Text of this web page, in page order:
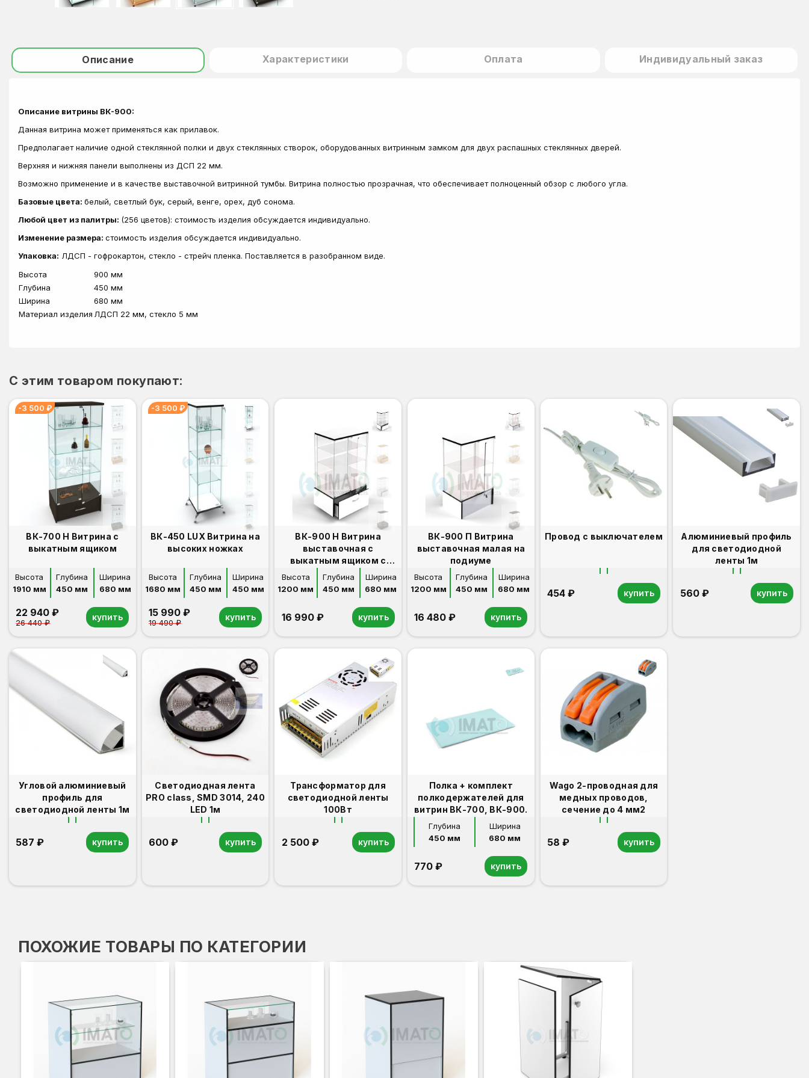
Описание Характеристики Оплата Индивидуальный заказ
Описание витрины ВК-900:
Данная витрина может применяться как прилавок.
Предполагает наличие одной стеклянной полки и двух стеклянных створок, оборудованных витринным замком для двух распашных стеклянных дверей.
Верхняя и нижняя панели выполнены из ДСП 22 мм.
Возможно применение и в качестве выставочной витринной тумбы. Витрина полностью прозрачная, что обеспечивает полноценный обзор с любого угла.
Базовые цвета: белый, светлый бук, серый, венге, орех, дуб сонома.
Любой цвет из палитры: (256 цветов): стоимость изделия обсуждается индивидуально.
Изменение размера: стоимость изделия обсуждается индивидуально.
Упаковка: ЛДСП - гофрокартон, стекло - стрейч пленка. Поставляется в разобранном виде.
Высота
900 мм
Глубина
450 мм
Ширина
680 мм
Материал изделия ЛДСП 22 мм, стекло 5 мм
C этим товаром покупают:
-3 500 ₽
ВК-700 Н Витрина с
выкатным ящиком
Высота
1910 мм
Глубина
450 мм
Ширина
680 мм
22 940 ₽
26 440 ₽
купить
-3 500 ₽
ВК-450 LUX Витрина на
высоких ножках
Высота
1680 мм
Глубина
450 мм
Ширина
450 мм
15 990 ₽
19 490 ₽
купить
ВК-900 Н Витрина
выставочная с
выкатным ящиком с
1стекл полкой
Высота
1200 мм
Глубина
450 мм
Ширина
680 мм
16 990 ₽ купить
ВК-900 П Витрина
выставочная малая на
подиуме
Высота
1200 мм
Глубина
450 мм
Ширина
680 мм
16 480 ₽ купить
Провод с выключателем
454 ₽ купить
Алюминиевый профиль
для светодиодной
ленты 1м
560 ₽ купить
Угловой алюминиевый
профиль для
светодиодной ленты 1м
587 ₽ купить
Светодиодная лента
PRO class, SMD 3014, 240
LED 1м
600 ₽ купить
Трансформатор для
светодиодной ленты
100Вт
2 500 ₽ купить
Полка + комплект
полкодержателей для
витрин ВК-700, ВК-900.
Глубина
450 мм
Ширина
680 мм
770 ₽ купить
Wago 2-проводная для
медных проводов,
сечение до 4 мм2
58 ₽ купить
ПОХОЖИЕ ТОВАРЫ ПО КАТЕГОРИИ